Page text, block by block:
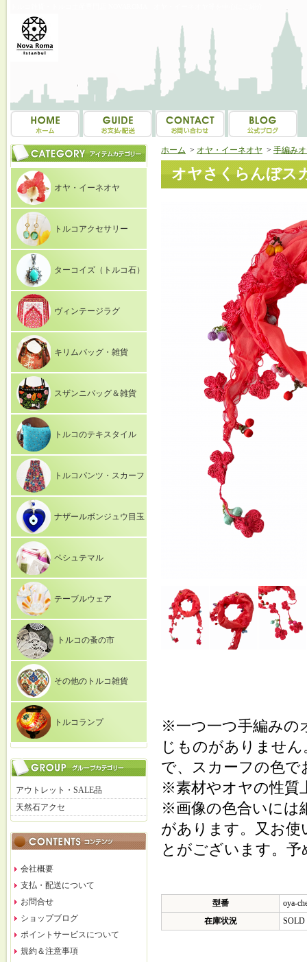
オヤ・イーネオヤ
トルコアクセサリー
ターコイズ（トルコ石）
ヴィンテージラグ
キリムバッグ・雑貨
スザンニバッグ＆雑貨
トルコのテキスタイル
トルコパンツ・スカーフ
ナザールボンジュウ目玉
ペシュテマル
テーブルウェア
トルコの蚤の市
その他のトルコ雑貨
トルコランプ
アウトレット・SALE品
天然石アクセ
会社概要
支払・配送について
お問合せ
ショップブログ
ポイントサービスについて
規約＆注意事項
ホーム > オヤ・イーネオヤ > 手編み
オヤさくらんぼス
※一つ一つ手編みの
じものがありませ
で、スカーフの色
※素材やオヤの性質
※画像の色合いには
があります。又お
とがございます。
型番
oya-
在庫状況
SOLD